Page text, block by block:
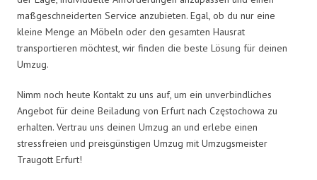
maßgeschneiderten Service anzubieten. Egal, ob du nur eine
kleine Menge an Möbeln oder den gesamten Hausrat
transportieren möchtest, wir finden die beste Lösung für deinen
Umzug.
Nimm noch heute Kontakt zu uns auf, um ein unverbindliches
Angebot für deine Beiladung von Erfurt nach Częstochowa zu
erhalten. Vertrau uns deinen Umzug an und erlebe einen
stressfreien und preisgünstigen Umzug mit Umzugsmeister
Traugott Erfurt!